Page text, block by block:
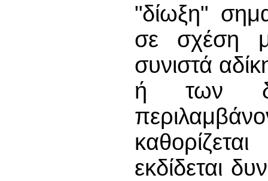
"δίωξη"
σε σχέση
συνιστά
ή των
εκδίδεται